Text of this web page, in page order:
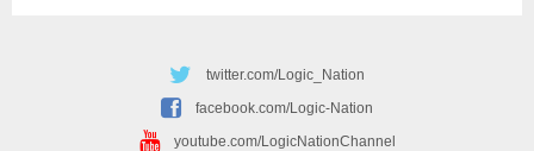
twitter.com/Logic_Nation
facebook.com/Logic-Nation
youtube.com/LogicNationChannel